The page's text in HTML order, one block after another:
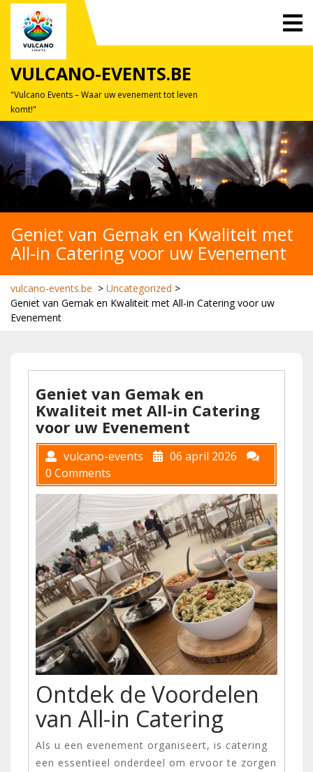
Skip
content
VULCANO-EVENTS.BE
"Vulcano Events – Waar uw evenement tot leven
komt!"
Geniet van Gemak en Kwaliteit met
All-in Catering voor uw Evenement
vulcano-events.be > Uncategorized >
Geniet van Gemak en Kwaliteit met All-in Catering voor uw
Evenement
Geniet van Gemak en
Kwaliteit met All-in Catering
voor uw Evenement
vulcano-events
06 april 2026
0 Comments
Ontdek de Voordelen
van All-in Catering
Als u een evenement organiseert, is catering
een essentieel onderdeel om ervoor te zorgen